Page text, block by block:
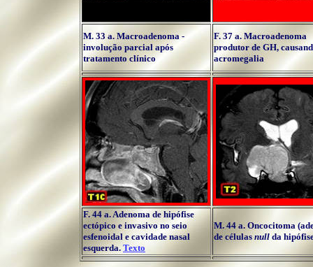
M. 33 a. Macroadenoma -
involução parcial após
tratamento clínico
F. 37 a. Macroadenoma
produtor de GH,
acromegalia
F. 44 a. Adenoma de hipófise
ectópico e invasivo no seio
esfenoidal e cavidade nasal
esquerda. Texto
M. 44 a. Oncocitoma
de células null da